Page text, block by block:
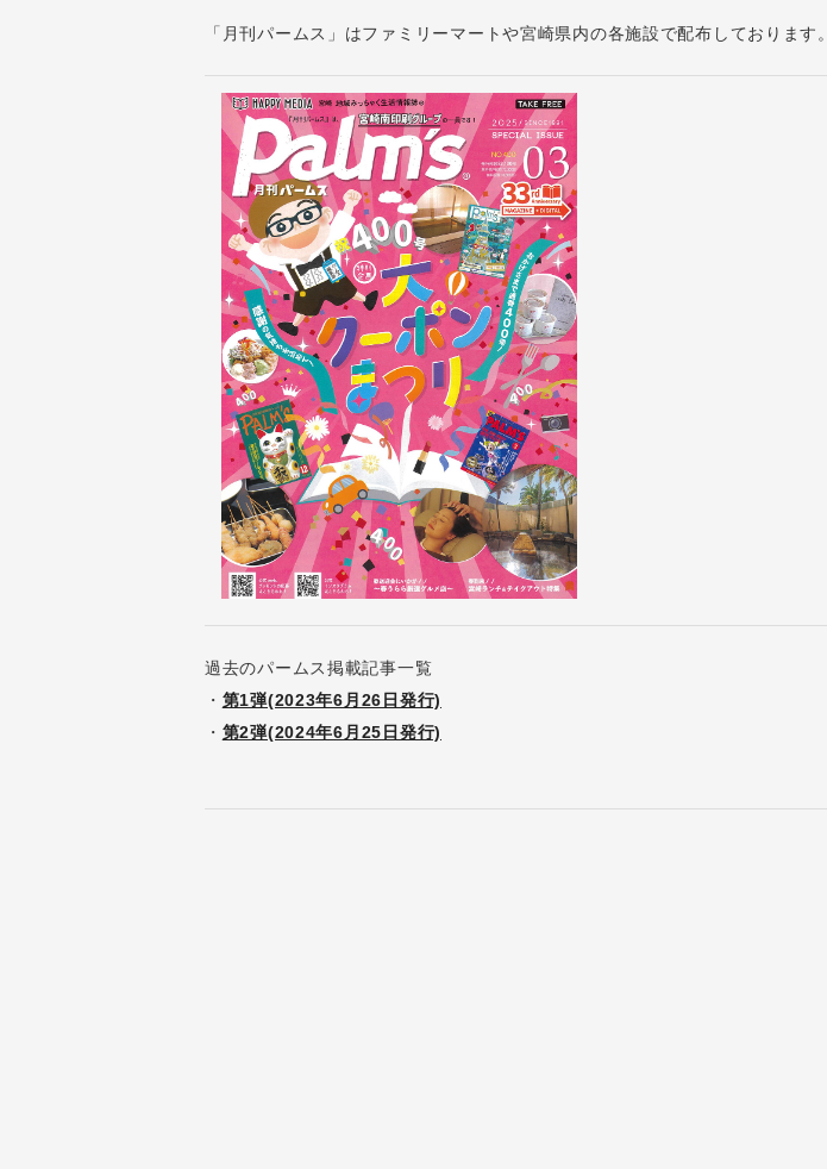
「月刊パームス」はファミリーマートや宮崎県内の各施設で配布しております。
過去のパームス掲載記事一覧
・ 第1弾(2023年6月26日発行)
・ 第2弾(2024年6月25日発行)